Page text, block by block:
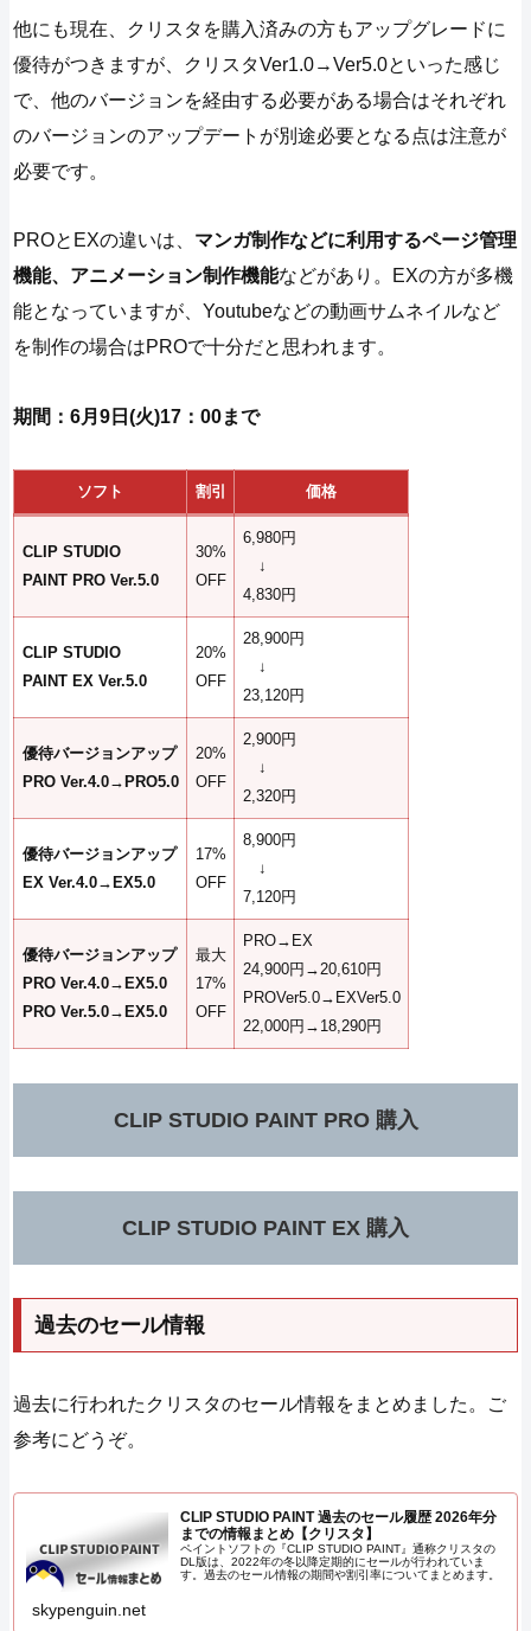
他にも現在、クリスタを購入済みの方もアップグレードに
優待がつきますが、クリスタVer1.0→Ver5.0といった感じ
で、他のバージョンを経由する必要がある場合はそれぞれ
のバージョンのアップデートが別途必要となる点は注意が
必要です。
PROとEXの違いは、 マンガ制作などに利用するページ管理
機能、アニメーション制作機能などがあり。EXの方が多機
能となっていますが、Youtubeなどの動画サムネイルなど
を制作の場合はPROで十分だと思われます。
期間：6月9日(火)17：00まで
ソフト 割引 価格
CLIP STUDIO
PAINT PRO Ver.5.0
30%
OFF
6,980円
↓
4,830円
CLIP STUDIO
PAINT EX Ver.5.0
20%
OFF
28,900円
↓
23,120円
優待バージョンアップ
PRO Ver.4.0→PRO5.0
20%
OFF
2,900円
↓
2,320円
優待バージョンアップ
EX Ver.4.0→EX5.0
17%
OFF
8,900円
↓
7,120円
優待バージョンアップ
PRO Ver.4.0→EX5.0
PRO Ver.5.0→EX5.0
最大
17%
OFF
PRO→EX
24,900円→20,610円
PROVer5.0→EXVer5.0
22,000円→18,290円
CLIP STUDIO PAINT PRO 購入
CLIP STUDIO PAINT EX 購入
過去のセール情報
過去に行われたクリスタのセール情報をまとめました。ご
参考にどうぞ。
CLIP STUDIO PAINT 過去のセール履歴 2026年分
までの情報まとめ【クリスタ】
ペイントソフトの『CLIP STUDIO PAINT』通称クリスタの
DL版は、2022年の冬以降定期的にセールが行われていま
す。過去のセール情報の期間や割引率についてまとめます。
skypenguin.net